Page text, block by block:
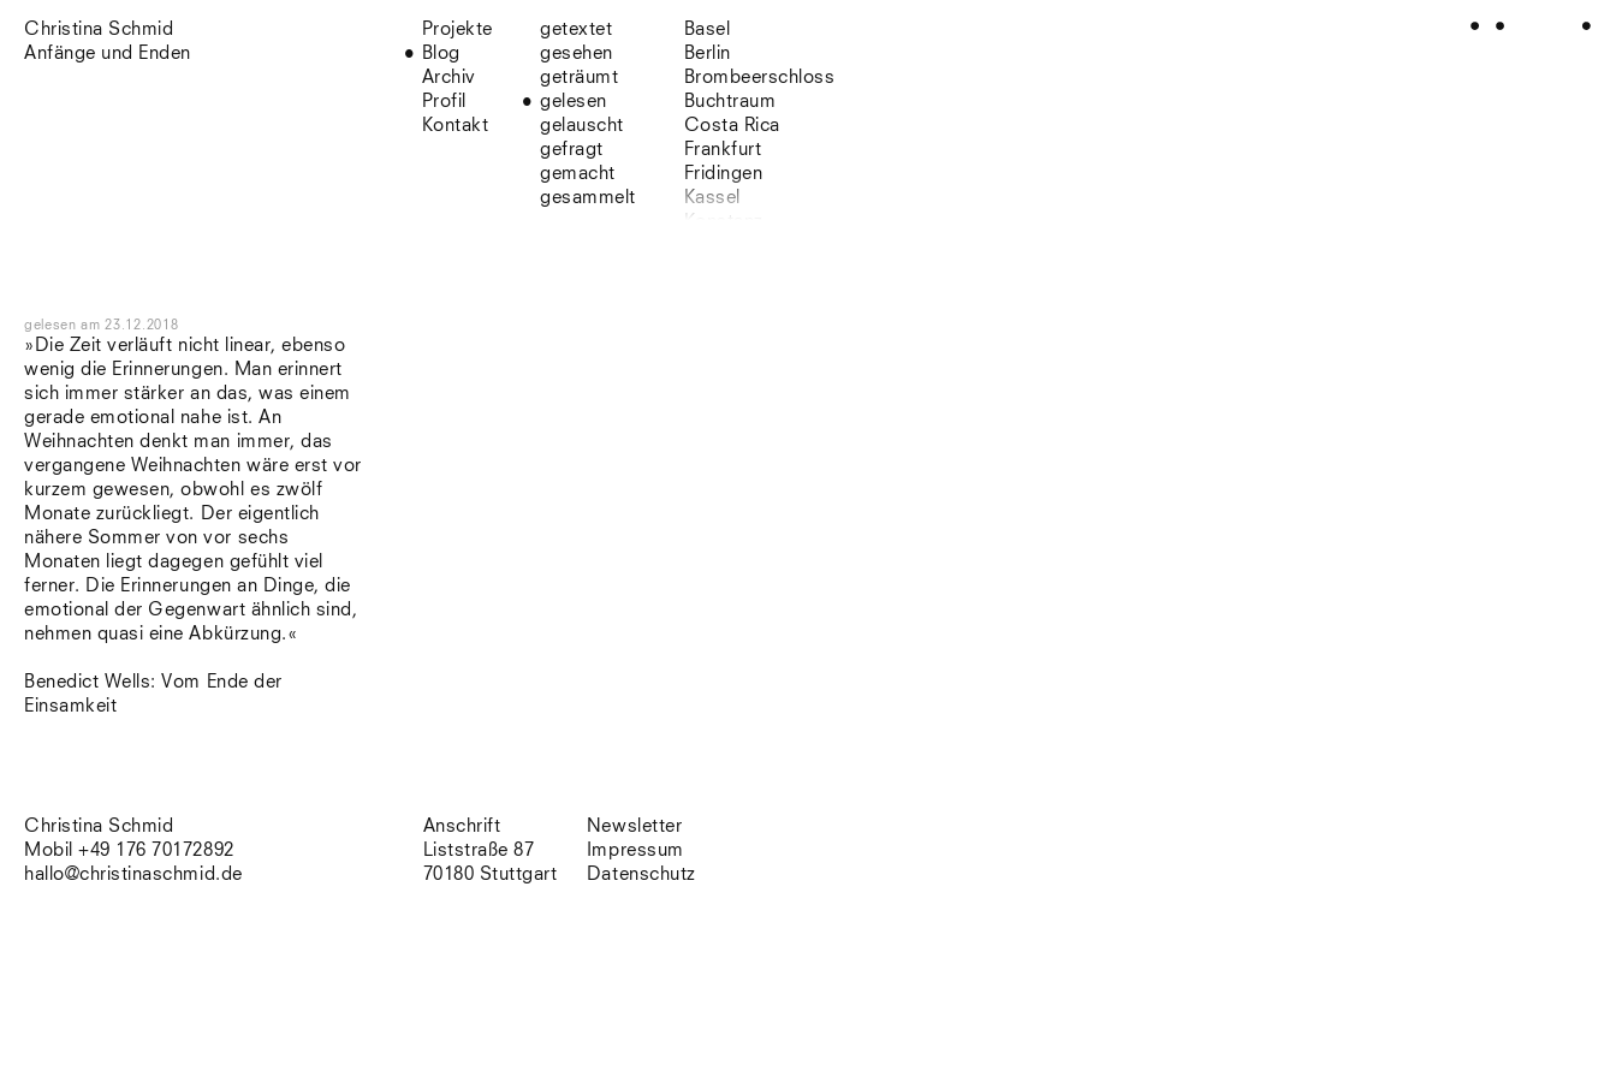
Christina Schmid
Anfänge und Enden
Projekte
Blog
Archiv
Profil
Kontakt
getextet
gesehen
geträumt
gelesen
gelauscht
gefragt
gemacht
gesammelt
Basel
Berlin
Brombeerschloss
Buchtraum
Costa Rica
Frankfurt
Fridingen
Kassel
»Die Zeit verläuft nicht linear, ebenso
wenig die Erinnerungen. Man erinnert
sich immer stärker an das, was einem
gerade emotional nahe ist. An
Weihnachten denkt man immer, das
vergangene Weihnachten wäre erst vor
kurzem gewesen, obwohl es zwölf
Monate zurückliegt. Der eigentlich
nähere Sommer von vor sechs
Monaten liegt dagegen gefühlt viel
ferner. Die Erinnerungen an Dinge, die
emotional der Gegenwart ähnlich sind,
nehmen quasi eine Abkürzung.«
Benedict Wells: Vom Ende der
Einsamkeit
gelesen am23.12.2018
Christina Schmid
Mobil +49 176 70172892
hallo@christinaschmid.de
Anschrift
Liststraße 87
70180 Stuttgart
Newsletter
Impressum
Datenschutz